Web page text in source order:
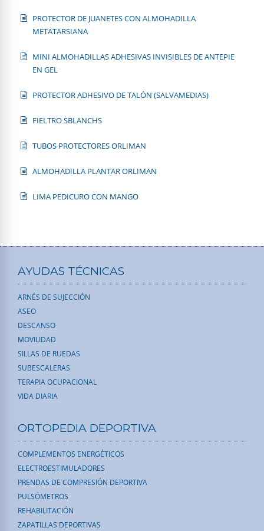
PROTECTOR DE JUANETES CON ALMOHADILLA
METATARSIANA
MINI ALMOHADILLAS ADHESIVAS INVISIBLES DE ANTEPIE
EN GEL
PROTECTOR ADHESIVO DE TALÓN (SALVAMEDIAS)
FIELTRO SBLANCHS
TUBOS PROTECTORES ORLIMAN
ALMOHADILLA PLANTAR ORLIMAN
LIMA PEDICURO CON MANGO
AYUDAS TÉCNICAS
ARNÉS DE SUJECCIÓN
ASEO
DESCANSO
MOVILIDAD
SILLAS DE RUEDAS
SUBESCALERAS
TERAPIA OCUPACIONAL
VIDA DIARIA
ORTOPEDIA DEPORTIVA
COMPLEMENTOS ENERGÉTICOS
ELECTROESTIMULADORES
PRENDAS DE COMPRESIÓN DEPORTIVA
PULSÓMETROS
REHABILITACIÓN
ZAPATILLAS DEPORTIVAS